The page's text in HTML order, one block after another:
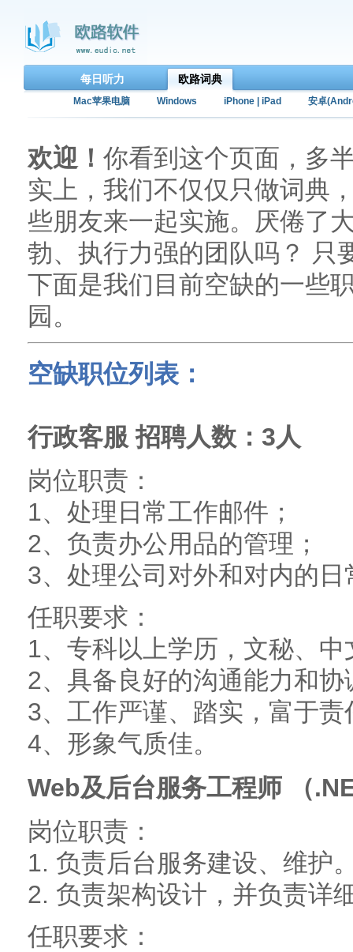
每日听力 欧路词典
Mac苹果电脑 Windows iPhone | iPad 安卓
欢迎！ 你看到这个页面，多
实上，我们不仅仅只做词典
些朋友来一起实施。厌倦了
勃、执行力强的团队吗？ 只
下面是我们目前空缺的一些
园。
空缺职位列表：
行政客服 招聘人数：3人
岗位职责：
1、处理日常工作邮件；
2、负责办公用品的管理；
3、处理公司对外和对内的日
任职要求：
1、专科以上学历，文秘、
2、具备良好的沟通能力和协
3、工作严谨、踏实，富于责
4、形象气质佳。
Web及后台服务工程师 （
岗位职责：
1. 负责后台服务建设、维护
2. 负责架构设计，并负责详
任职要求：